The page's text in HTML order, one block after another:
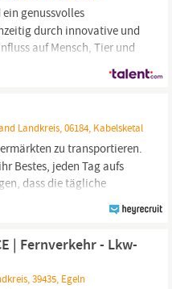
genussvolles
durch innovative und
auf Mensch, Tier und
Tönnies Zerlegebetrieb
zur Premium Food
Landkreis, 06184, Kabelsketal
zu transportieren.
Bestes, jeden Tag aufs
dass die tägliche
und somit
ist? Dann werden Sie
Standort Leipzig als
| Fernverkehr - Lkw-
39435, Egeln